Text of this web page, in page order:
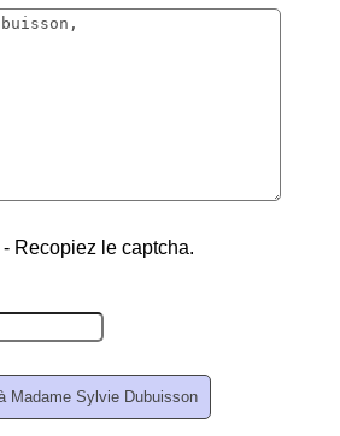
- Recopiez le captcha.